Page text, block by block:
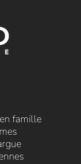
famille